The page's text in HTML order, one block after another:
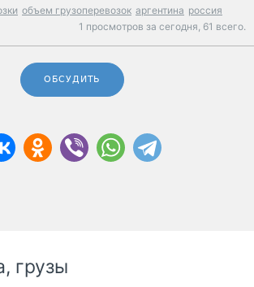
объем грузоперевозок аргентина россия
1 просмотров за сегодня, 61 всего.
ОБСУДИТЬ
грузы